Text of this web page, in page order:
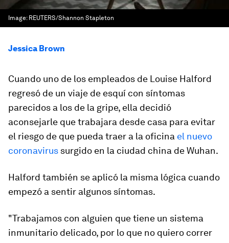
Image: REUTERS/Shannon Stapleton
Jessica Brown
Cuando uno de los empleados de Louise Halford
regresó de un viaje de esquí con síntomas
parecidos a los de la gripe, ella decidió
aconsejarle que trabajara desde casa para evitar
el riesgo de que pueda traer a la oficina el nuevo
coronavirus surgido en la ciudad china de Wuhan.
Halford también se aplicó la misma lógica cuando
empezó a sentir algunos síntomas.
"Trabajamos con alguien que tiene un sistema
inmunitario delicado, por lo que no quiero correr